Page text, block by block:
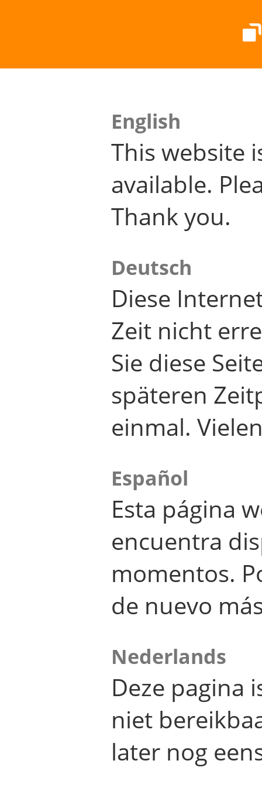
English
This website
available.
Thank you.
Deutsch
Diese
Zeit nicht
Sie diese
späteren
einmal.
Español
Esta página
encuentra
momentos.
de nuevo
Nederlands
Deze pagina
niet
later nog